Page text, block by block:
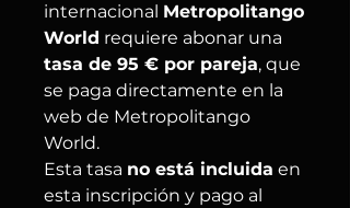
internacional Metropolitango
World requiere abonar una
tasa de 95 € por pareja, que
se paga directamente en la
web de Metropolitango
World.
Esta tasa no está incluida en
esta inscripción y pago al